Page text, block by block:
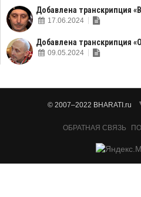
Добавлена транскрипция
17.06.2024
Добавлена транскрипция
09.05.2024
© 2007–2022 BHARATI.ru
ОБРАТНАЯ СВЯЗЬ